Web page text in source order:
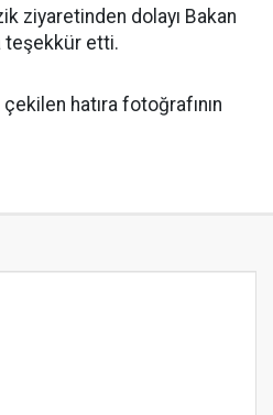
ziyaretinden dolayı Bakan
teşekkür etti.
hatıra fotoğrafının